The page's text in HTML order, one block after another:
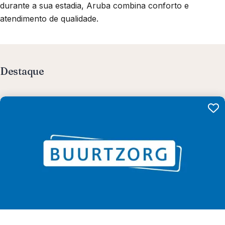
durante a sua estadia, Aruba combina conforto e
atendimento de qualidade.
Destaque